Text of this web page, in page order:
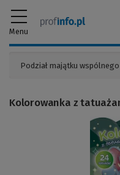
Menu
Kolorowanka z